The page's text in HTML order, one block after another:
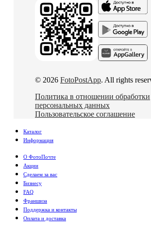
© 2026 FotoPostApp. All rights
Политика в отношении обработки
персональных данных
Пользовательское соглашение
Каталог
Информация
О ФотоПочте
Акции
Сделаем за вас
Бизнесу
FAQ
Франшиза
Поддержка и контакты
Оплата и доставка